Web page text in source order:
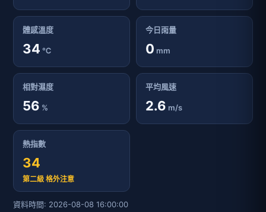
體感溫度
34 ℃
今日雨量
0 mm
相對濕度
56 %
平均風速
2.6 m/s
熱指數
34
第二級 格外注意
資料時間: 2026-08-08 16:00:00